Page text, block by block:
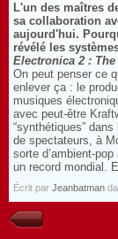
L'un des maîtres
sa collaboration
aujourd'hui.
révélé les
Electronica 2 : The
On peut penser ce
enlever ça : le
musiques
avec peut-être
“synthétiques”
de spectateurs, à
sorte d’ambient-
un record mondial.
Écrit par Jeanbatman